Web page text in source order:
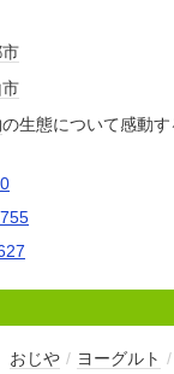
市
の生態について感動す
おじや / ヨーグルト /